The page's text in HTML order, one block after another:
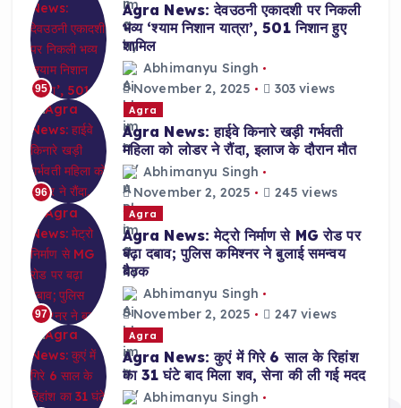
95
Agra News: देवउठनी एकादशी पर निकली
भव्य ‘श्याम निशान यात्रा’, 501 निशान हुए
शामिल
Abhimanyu Singh
November 2, 2025
303 views
96
Agra
Agra News: हाईवे किनारे खड़ी गर्भवती
महिला को लोडर ने रौंदा, इलाज के दौरान मौत
Abhimanyu Singh
November 2, 2025
245 views
97
Agra
Agra News: मेट्रो निर्माण से MG रोड पर
बढ़ा दबाव; पुलिस कमिश्नर ने बुलाई समन्वय
बैठक
Abhimanyu Singh
November 2, 2025
247 views
Agra
Agra News: कुएं में गिरे 6 साल के रिहांश
का 31 घंटे बाद मिला शव, सेना की ली गई मदद
Abhimanyu Singh